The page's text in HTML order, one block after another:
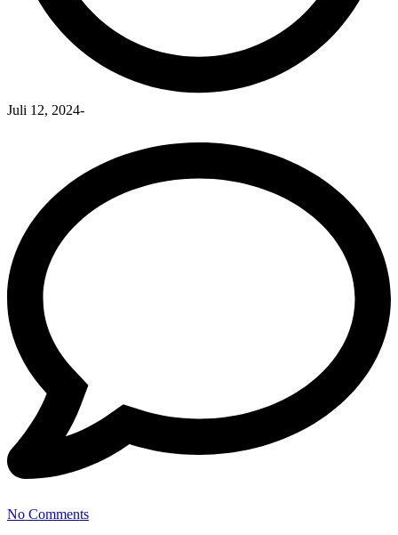
Juli 12, 2024-
No Comments